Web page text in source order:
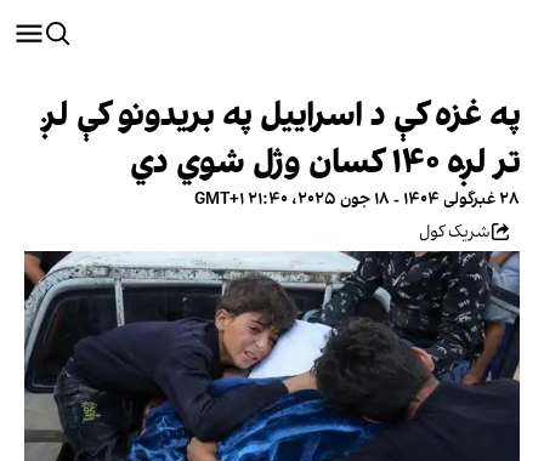
په غزه کې د اسراییل په بریدونو کې لږ
تر لږه ۱۴۰ کسان وژل شوي دي
۲۸ غبرگولی ۱۴۰۴ - ۱۸ جون ۲۰۲۵، ۲۱:۴۰ GMT+۱
شریک کول